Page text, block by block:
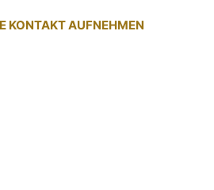
KONTAKT AUFNEHMEN